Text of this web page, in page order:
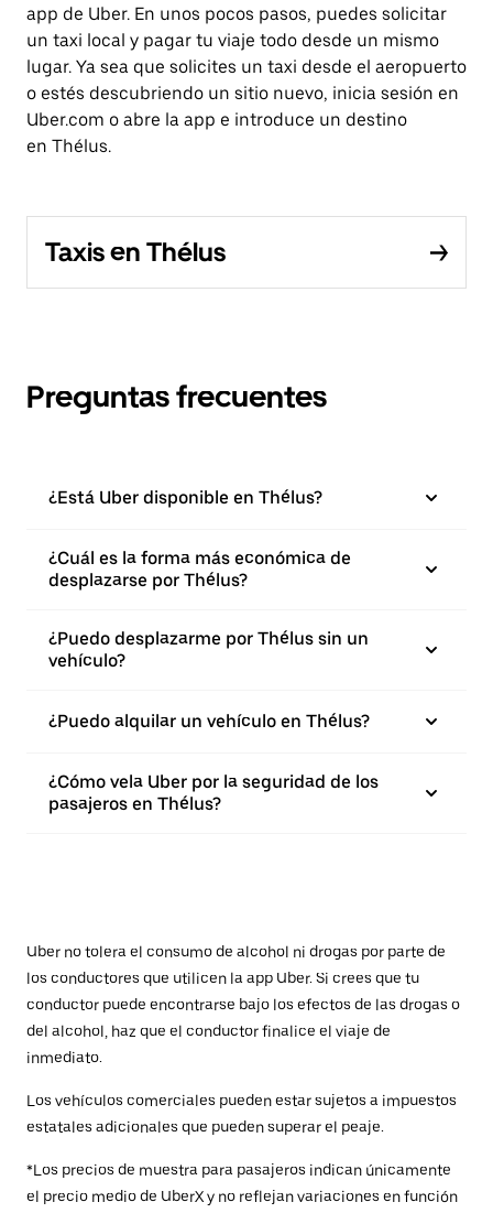
app de Uber. En unos pocos pasos, puedes solicitar
un taxi local y pagar tu viaje todo desde un mismo
lugar. Ya sea que solicites un taxi desde el aeropuerto
o estés descubriendo un sitio nuevo, inicia sesión en
Uber.com o abre la app e introduce un destino
en Thélus.
Taxis en Thélus
Preguntas frecuentes
¿Está Uber disponible en Thélus?
¿Cuál es la forma más económica de
desplazarse por Thélus?
¿Puedo desplazarme por Thélus sin un
vehículo?
¿Puedo alquilar un vehículo en Thélus?
¿Cómo vela Uber por la seguridad de los
pasajeros en Thélus?
Uber no tolera el consumo de alcohol ni drogas por parte de
los conductores que utilicen la app Uber. Si crees que tu
conductor puede encontrarse bajo los efectos de las drogas o
del alcohol, haz que el conductor finalice el viaje de
inmediato.
Los vehículos comerciales pueden estar sujetos a impuestos
estatales adicionales que pueden superar el peaje.
*Los precios de muestra para pasajeros indican únicamente
el precio medio de UberX y no reflejan variaciones en función